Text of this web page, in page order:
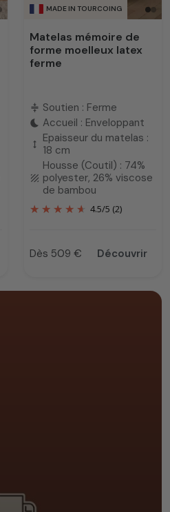
MADE IN TOURCOING
Matelas mémoire de
forme moelleux latex
ferme
compress Soutien : Ferme
bedtime Accueil : Enveloppant
height
Epaisseur du matelas :
18 cm
texture
Housse (Coutil) : 74%
polyester, 26% viscose
de bambou
4.5/5 (2)
Prix
Dès 509 € Découvrir